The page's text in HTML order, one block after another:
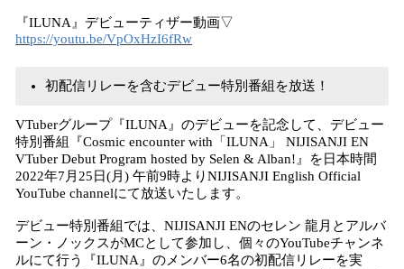
『ILUNA』デビューティザー動画▽
https://youtu.be/VpOxHzI6fRw
初配信リレーを含むデビュー特別番組を放送！
VTuberグループ『ILUNA』のデビューを記念して、デビュー
特別番組『Cosmic encounter with「ILUNA」 NIJISANJI EN
VTuber Debut Program hosted by Selen & Alban!』を日本時間
2022年7月25日(月) 午前9時よりNIJISANJI English Official
YouTube channelにて放送いたします。
デビュー特別番組では、NIJISANJI ENのセレン 龍月とアルバ
ーン・ノックスがMCとして参加し、個々のYouTubeチャンネ
ルにて行う『ILUNA』のメンバー6名の初配信リレーを実